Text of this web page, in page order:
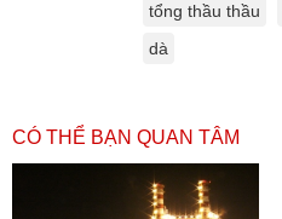
tổng thầu thầu
dà
CÓ THỂ BẠN QUAN TÂM